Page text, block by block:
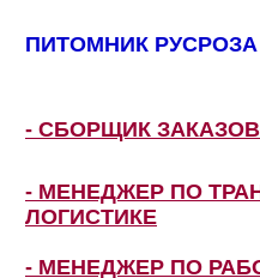
ПИТОМНИК
- СБОРЩИК ЗАКАЗОВ
- МЕНЕДЖЕР ПО
ЛОГИСТИКЕ
- МЕНЕДЖЕР ПО